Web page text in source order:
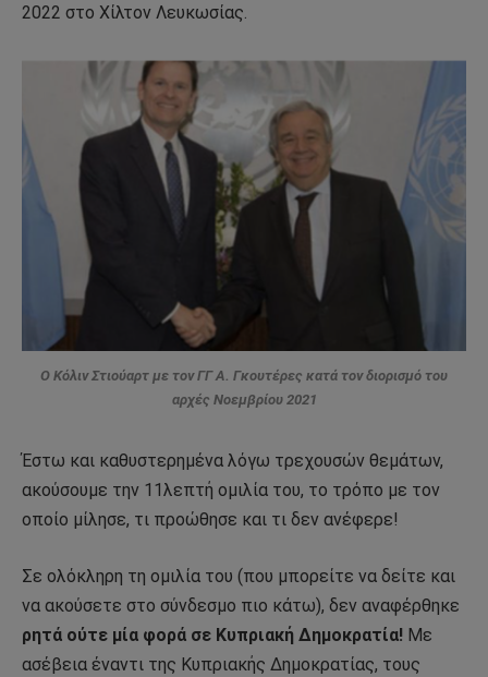
2022 στο Χίλτον Λευκωσίας.
Ο Κόλιν Στιούαρτ με τον ΓΓ Α. Γκουτέρες κατά τον διορισμό του
αρχές Νοεμβρίου 2021
Έστω και καθυστερημένα λόγω τρεχουσών θεμάτων,
ακούσουμε την 11λεπτή ομιλία του, το τρόπο με τον
οποίο μίλησε, τι προώθησε και τι δεν ανέφερε!
Σε ολόκληρη τη ομιλία του (που μπορείτε να δείτε και
να ακούσετε στο σύνδεσμο πιο κάτω), δεν αναφέρθηκε
ρητά ούτε μία φορά σε Κυπριακή Δημοκρατία! Με
ασέβεια έναντι της Κυπριακής Δημοκρατίας, τους